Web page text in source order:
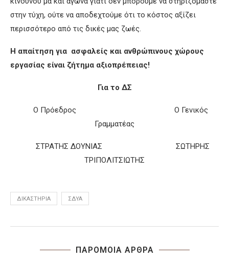
στην τύχη, ούτε να αποδεχτούμε ότι το κόστος αξίζει
περισσότερο από τις δικές μας ζωές.
Η απαίτηση για ασφαλείς και ανθρώπινους χώρους
εργασίας είναι ζήτημα αξιοπρέπειας!
Για το ΔΣ
Ο Πρόεδρος Ο Γενικός
Γραμματέας
ΣΤΡΑΤΗΣ ΔΟΥΝΙΑΣ ΣΩΤΗΡΗΣ
ΤΡΙΠΟΛΙΤΣΙΩΤΗΣ
ΔΙΚΑΣΤΉΡΙΑ ΣΔΥΑ
ΠΑΡΟΜΟΙΑ ΑΡΘΡΑ